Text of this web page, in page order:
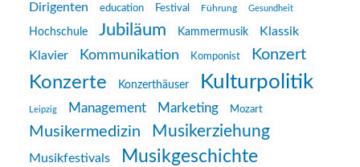
Dirigenten education Festival Führung Gesundheit
Hochschule Jubiläum Kammermusik
Klassik
Klavier
Kommunikation Komponist Konzert
Konzerte Konzerthäuser Kulturpolitik
Leipzig Management Marketing Mozart
Musikermedizin Musikerziehung
Musikfestivals Musikgeschichte